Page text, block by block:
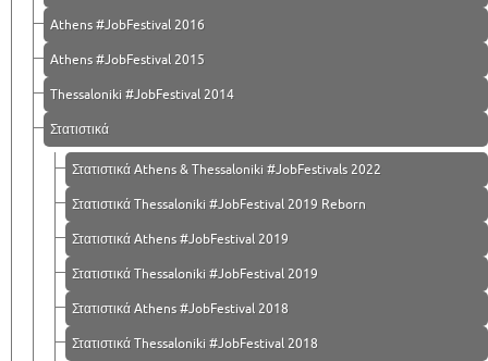
Athens #JobFestival 2016
Athens #JobFestival 2015
Thessaloniki #JobFestival 2014
Στατιστικά
Στατιστικά Athens & Thessaloniki #JobFestivals 2022
Στατιστικά Thessaloniki #JobFestival 2019 Reborn
Στατιστικά Athens #JobFestival 2019
Στατιστικά Thessaloniki #JobFestival 2019
Στατιστικά Athens #JobFestival 2018
Στατιστικά Thessaloniki #JobFestival 2018